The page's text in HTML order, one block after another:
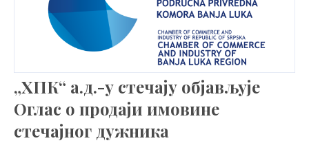
„ХПК“ а.д.-у стечају објављује
Оглас о продаји имовине
стечајног дужника